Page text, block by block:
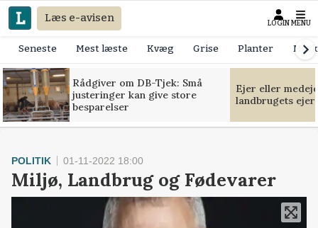
Læs e-avisen LOGIN MENU
Seneste Mest læste Kvæg Grise Planter
Rådgiver om DB-Tjek: Små
justeringer kan give store
besparelser
Ejer eller
landbrugets
POLITIK 01-11-2022 18:00
Miljø, Landbrug og Fødevarer